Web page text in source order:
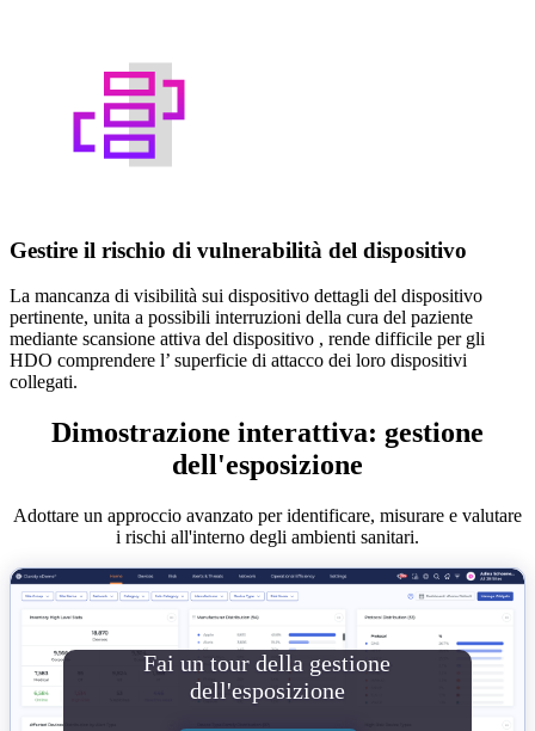
Gestire il rischio di vulnerabilità del dispositivo
La mancanza di visibilità sui dispositivo dettagli del dispositivo
pertinente, unita a possibili interruzioni della cura del paziente
mediante scansione attiva del dispositivo , rende difficile per gli
HDO comprendere l’ superficie di attacco dei loro dispositivi
collegati.
Dimostrazione interattiva: gestione
dell'esposizione
Adottare un approccio avanzato per identificare, misurare e valutare
i rischi all'interno degli ambienti sanitari.
Fai un tour della gestione
dell'esposizione